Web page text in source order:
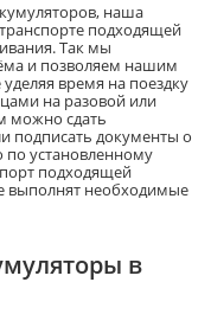
, наша
подходящей
Так мы
и позволяем нашим
уделяя время на поездку
на разовой или
можно сдать
подписать документы о
по установленному
подходящей
выполнят необходимые
в